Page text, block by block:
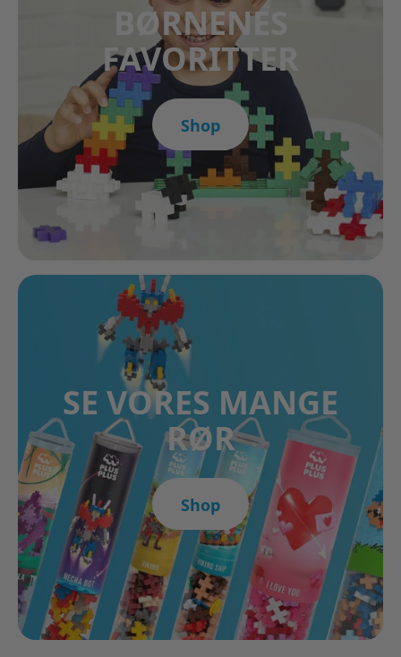
BØRNENES
FAVORITTER
Shop
SE VORES MANGE
RØR
Shop